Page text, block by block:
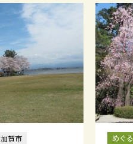
加賀市 めぐる